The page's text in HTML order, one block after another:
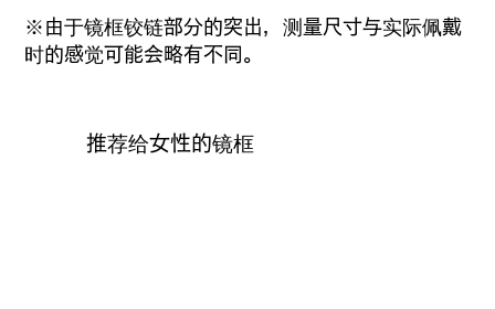
※由于镜框铰链部分的突出，测量尺寸与实际佩戴
时的感觉可能会略有不同。
推荐给女性的镜框